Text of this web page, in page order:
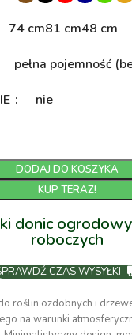
74 cm81 cm48 cm
pełna pojemność
nie
DODAJ DO KOSZYKA
KUP TERAZ!
donic
roboczych
CZAS WYSYŁKI
roślin ozdobnych i
na warunki